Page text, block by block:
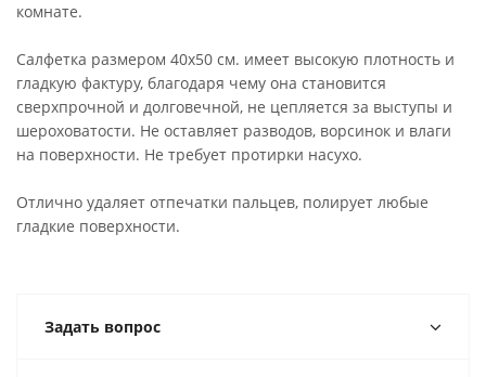
комнате.
Салфетка размером 40х50 см. имеет высокую плотность и
гладкую фактуру, благодаря чему она становится
сверхпрочной и долговечной, не цепляется за выступы и
шероховатости. Не оставляет разводов, ворсинок и влаги
на поверхности. Не требует протирки насухо.
Отлично удаляет отпечатки пальцев, полирует любые
гладкие поверхности.
Задать вопрос